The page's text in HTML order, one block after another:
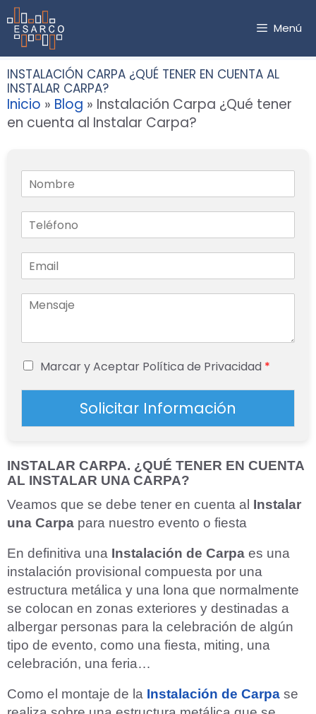
Saltar
al
contenido
Menú
INSTALACIÓN CARPA ¿QUÉ TENER EN CUENTA AL
INSTALAR CARPA?
Inicio » Blog » Instalación Carpa ¿Qué tener
en cuenta al Instalar Carpa?
Marcar y Aceptar Política de Privacidad *
Solicitar Información
INSTALAR CARPA. ¿QUÉ TENER EN CUENTA
AL INSTALAR UNA CARPA?
Veamos que se debe tener en cuenta al Instalar
una Carpa para nuestro evento o fiesta
En definitiva una Instalación de Carpa es una
instalación provisional compuesta por una
estructura metálica y una lona que normalmente
se colocan en zonas exteriores y destinadas a
albergar personas para la celebración de algún
tipo de evento, como una fiesta, miting, una
celebración, una feria…
Como el montaje de la Instalación de Carpa se